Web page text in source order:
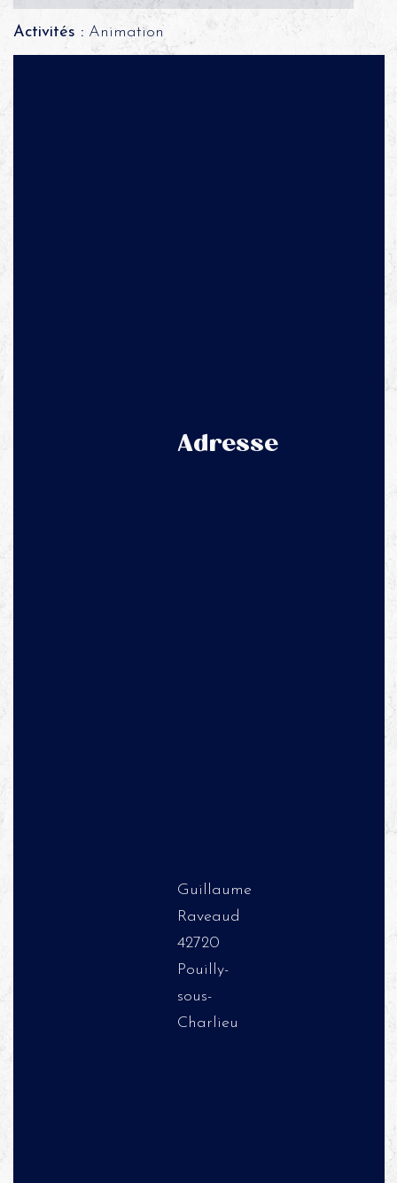
Activités :Animation
Adresse
Guillaume
Raveaud
42720
Pouilly-
sous-
Charlieu